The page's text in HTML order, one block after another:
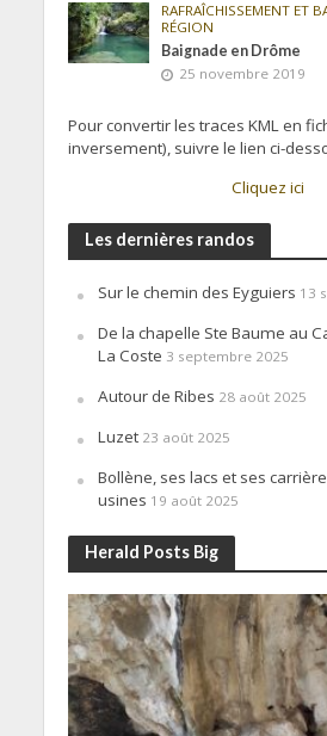
RAFRAÎCHISSEMENT ET
RÉGION
Baignade en Drôme
25 novembre 2019
Pour convertir les traces KML en
inversement), suivre le lien ci-
Cliquez ici
Les dernières randos
Sur le chemin des Eyguiers 13
De la chapelle Ste Baume au
La Coste 3 septembre 2025
Autour de Ribes 28 août 2025
Luzet 23 août 2025
Bollène, ses lacs et ses
usines 19 août 2025
Herald Posts Big